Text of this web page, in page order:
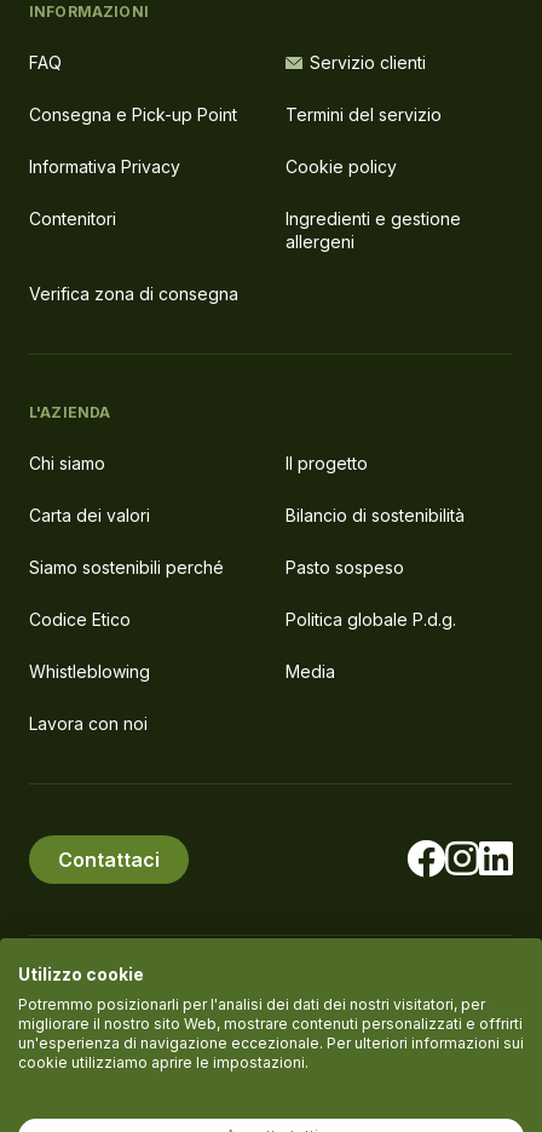
INFORMAZIONI
FAQ Servizio clienti
Consegna e Pick-up Point Termini del servizio
Informativa Privacy Cookie policy
Contenitori
Ingredienti e gestione
allergeni
Verifica zona di consegna
L'AZIENDA
Chi siamo Il progetto
Carta dei valori Bilancio di sostenibilità
Siamo sostenibili perché Pasto sospeso
Codice Etico Politica globale P.d.g.
Whistleblowing Media
Lavora con noi
Contattaci
© PlanEat S.r.l. Società Benefit P.IVA IT11061420961
Termini del servizio
Utilizzo cookie
Potremmo posizionarli per l'analisi dei dati dei nostri visitatori, per
migliorare il nostro sito Web, mostrare contenuti personalizzati e offrirti
un'esperienza di navigazione eccezionale. Per ulteriori informazioni sui
cookie utilizziamo aprire le impostazioni.